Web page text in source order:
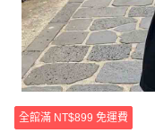
全館滿 NT$899 免運費